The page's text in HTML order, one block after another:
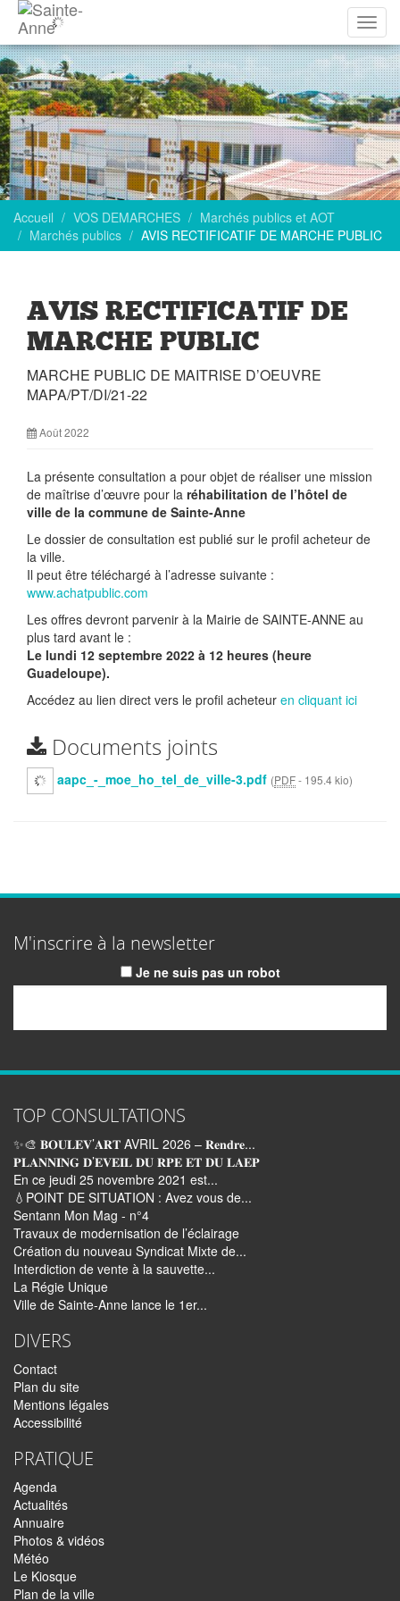
la
Accueil VOS DEMARCHES
Marchés publics et AOT
Marchés publics
AVIS RECTIFICATIF DE MARCHE PUBLIC
AVIS RECTIFICATIF DE
MARCHE PUBLIC
MARCHE PUBLIC DE MAITRISE D’OEUVRE
MAPA/PT/DI/21-22
Août 2022
La présente consultation a pour objet de réaliser une mission
de maîtrise d’œuvre pour la réhabilitation de l’hôtel de
ville de la commune de Sainte-Anne
Le dossier de consultation est publié sur le profil acheteur de
la ville.
Il peut être téléchargé à l’adresse suivante :
www.achatpublic.com
Les offres devront parvenir à la Mairie de SAINTE-ANNE au
plus tard avant le :
Le lundi 12 septembre 2022 à 12 heures (heure
Guadeloupe).
Accédez au lien direct vers le profil acheteur en cliquant ici
Documents joints
aapc_-_moe_ho_tel_de_ville-3.pdf (PDF- 195.4 kio)
M'inscrire à la newsletter
Je ne suis pas un robot
TOP CONSULTATIONS
✨🎨 𝐁𝐎𝐔𝐋𝐄𝐕’𝐀𝐑𝐓 AVRIL 2026 – 𝐑𝐞𝐧𝐝𝐫𝐞...
𝐏𝐋𝐀𝐍𝐍𝐈𝐍𝐆 𝐃’𝐄𝐕𝐄𝐈𝐋 𝐃𝐔 𝐑𝐏𝐄 𝐄𝐓 𝐃𝐔 𝐋𝐀𝐄𝐏
En ce jeudi 25 novembre 2021 est...
💧POINT DE SITUATION : Avez vous de...
Sentann Mon Mag - n°4
Travaux de modernisation de l’éclairage
Création du nouveau Syndicat Mixte de...
Interdiction de vente à la sauvette...
La Régie Unique
Ville de Sainte-Anne lance le 1er...
DIVERS
Contact
Plan du site
Mentions légales
Accessibilité
PRATIQUE
Agenda
Actualités
Annuaire
Photos & vidéos
Météo
Le Kiosque
Plan de la ville